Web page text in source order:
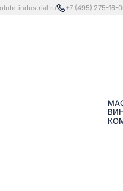
industrial.ru +7 (495) 275-16-